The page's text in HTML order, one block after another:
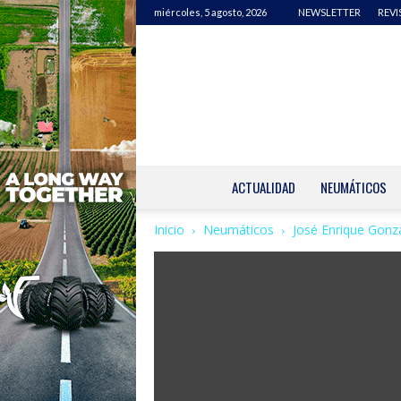
miércoles, 5 agosto, 2026 NEWSLETTER
ACTUALIDAD NEUMÁTICOS
Inicio Neumáticos José Enrique